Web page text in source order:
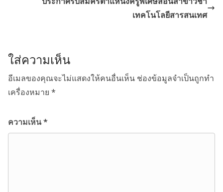
เทคโนโลยีสารสนเทศ
ใส่ความเห็น
อีเมลของคุณจะไม่แสดงให้คนอื่นเห็น ช่องข้อมูลจำเป็นถูกทำ
เครื่องหมาย *
ความเห็น*